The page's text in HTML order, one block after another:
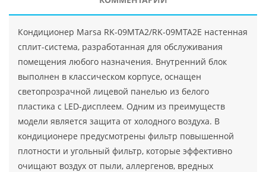
Кондиционер Marsa RK-09MTA2/RK-09MTA2E настенная
сплит-система, разработанная для обслуживания
помещения любого назначения. Внутренний блок
выполнен в классическом корпусе, оснащен
светопрозрачной лицевой панелью из белого
пластика с LED-дисплеем. Одним из преимуществ
модели является защита от холодного воздуха. В
кондиционере предусмотрены фильтр повышенной
плотности и угольный фильтр, которые эффективно
очищают воздух от пыли, аллергенов, вредных